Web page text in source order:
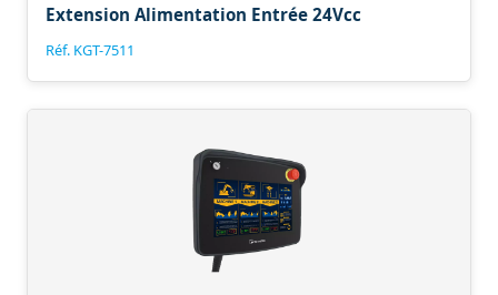
Extension Alimentation Entrée 24Vcc
Réf. KGT-7511